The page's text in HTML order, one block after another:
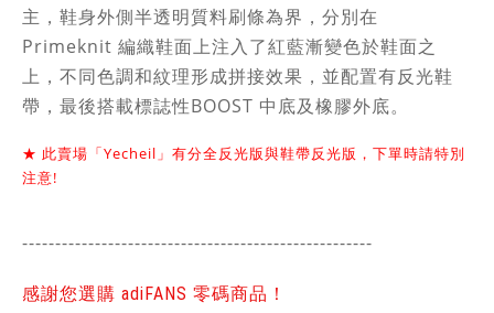
主，鞋身外側半透明質料刷條為界，分別在
Primeknit 編織鞋面上注入了紅藍漸變色於鞋面之
上，不同色調和紋理形成拼接效果，並配置有反光鞋
帶，最後搭載標誌性BOOST 中底及橡膠外底。
★ 此賣場「Yecheil」有分全反光版與鞋帶反光版，下單時請特別
注意!
-----------------------------------------------------
感謝您選購 adiFANS 零碼商品！